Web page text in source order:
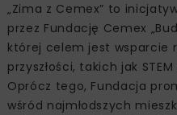
„Zima z Cemex” to
przez Fundację Cemex
której celem jest wsparcie
przyszłości, takich jak
Oprócz tego, Fundacja
wśród najmłodszych